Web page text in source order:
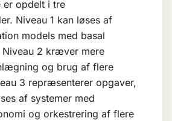
er opdelt i tre
Niveau 1 kan løses af
models med basal
2 kræver mere
og brug af flere
3 repræsenterer opgaver,
af systemer med
og orkestrering af flere